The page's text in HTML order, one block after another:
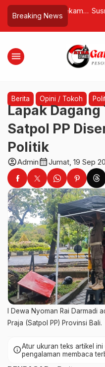
Breaking News
Ungkap Rekam
Ayam yang
Susno
menu
Berita Opini / Tokoh
Lapak
Satpol PP
Politik
account_circleAdmincalendar_monthJumat, 19 Sep
I Dewa Nyoman Rai Darmadi
Praja (Satpol PP) Provinsi Bali.
infoAtur ukuran teks artikel
pengalaman membaca